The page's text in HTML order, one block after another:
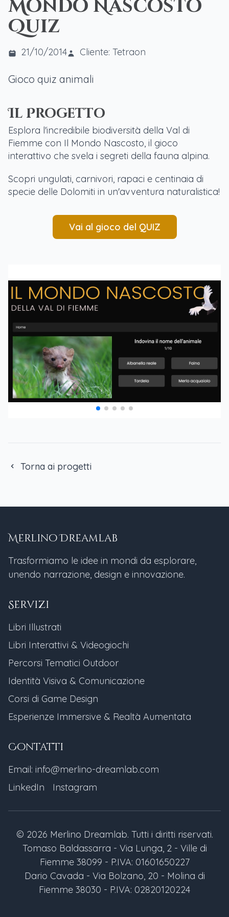
Mondo Nascosto
Quiz
21/10/2014 Cliente: Tetraon
Gioco quiz animali
Il Progetto
Esplora l'incredibile biodiversità della Val di
Fiemme con Il Mondo Nascosto, il gioco
interattivo che svela i segreti della fauna alpina.
Scopri ungulati, carnivori, rapaci e centinaia di
specie delle Dolomiti in un'avventura naturalistica!
Vai al gioco del QUIZ
Torna ai progetti
Merlino Dreamlab
Trasformiamo le idee in mondi da esplorare,
unendo narrazione, design e innovazione.
Servizi
Libri Illustrati
Libri Interattivi & Videogiochi
Percorsi Tematici Outdoor
Identità Visiva & Comunicazione
Corsi di Game Design
Esperienze Immersive & Realtà Aumentata
Contatti
Email: info@merlino-dreamlab.com
LinkedIn
Instagram
© 2026 Merlino Dreamlab. Tutti i diritti riservati.
Tomaso Baldassarra - Via Lunga, 2 - Ville di
Fiemme 38099 - P.IVA: 01601650227
Dario Cavada - Via Bolzano, 20 - Molina di
Fiemme 38030 - P.IVA: 02820120224